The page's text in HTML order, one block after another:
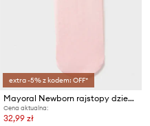
extra -5% z kodem: OFF*
Mayoral Newborn rajstopy dziecięce
Cena aktualna:
32,99 zł